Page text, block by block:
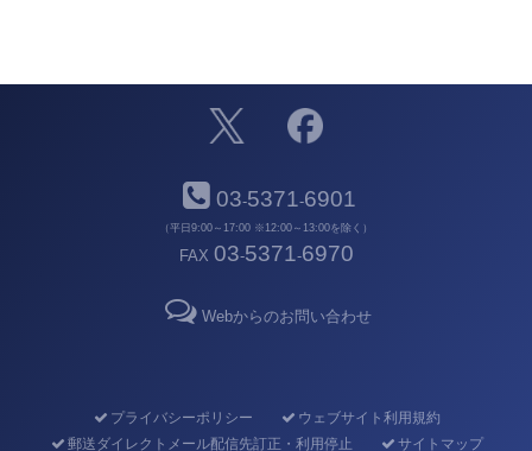
03-5371-6901
（平日9:00～17:00 ※12:00～13:00を除く）
FAX 03-5371-6970
Webからのお問い合わせ
プライバシーポリシー
ウェブサイト利用規約
郵送ダイレクトメール配信先訂正・利用停止
サイトマップ